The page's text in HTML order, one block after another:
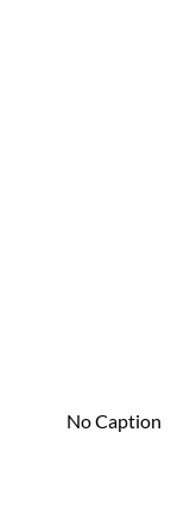
No Caption